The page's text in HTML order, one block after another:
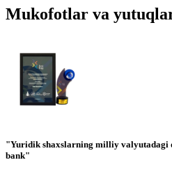
Mukofotlar va
"Yuridik shaxslarning milliy valyutadagi
bank"